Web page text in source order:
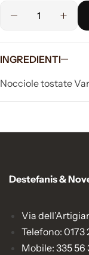
INGREDIENTI
Nocciole tostate
Destefanis &
Via
Telefono: 0173
Mobile: 335 56